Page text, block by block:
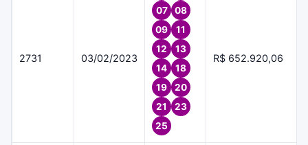
2731 03/02/2023
07
08
09
11
12
13
14
18
19
20
21
23
25
R$ 652.920,06